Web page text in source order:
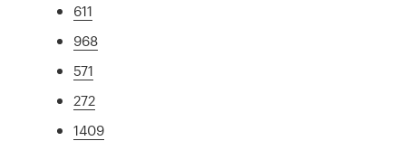
611
968
571
272
1409